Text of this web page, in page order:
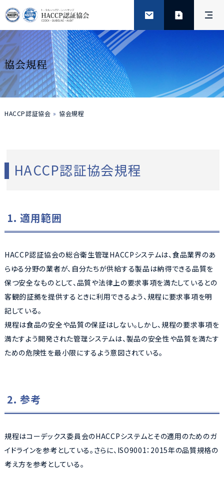
HACCP認証協会 協会規程
HACCP認証協会規程
1. 適用範囲
HACCP認証協会の総合衛生管理HACCPシステムは、食品業界のあ
らゆる分野の業者が、自分たちが供給する製品は納得できる品質を
保つ安全なものとして、品質や法律上の要求事項を満たしているとの
客観的証拠を提供するときに利用できるよう、規程に要求事項を明
記している。
規程は食品の安全や品質の保証はしない。しかし、規程の要求事項を
満たすよう開発された管理システムは、製品の安全性や品質を満たす
ための危険性を最小限にするよう意図されている。
2. 参考
規程はコーデックス委員会のHACCPシステムとその適用のためのガ
イドラインを参考としている。さらに、ISO9001：2015年の品質規格の
考え方を参考としている。